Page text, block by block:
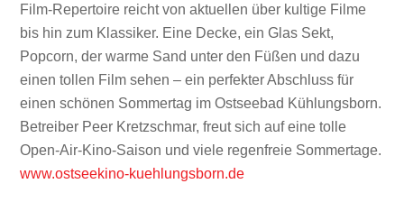
Film-Repertoire reicht von aktuellen über kultige Filme
bis hin zum Klassiker. Eine Decke, ein Glas Sekt,
Popcorn, der warme Sand unter den Füßen und dazu
einen tollen Film sehen – ein perfekter Abschluss für
einen schönen Sommertag im Ostseebad Kühlungsborn.
Betreiber Peer Kretzschmar, freut sich auf eine tolle
Open-Air-Kino-Saison und viele regenfreie Sommertage.
www.ostseekino-kuehlungsborn.de